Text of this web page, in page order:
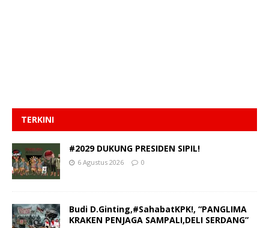
TERKINI
#2029 DUKUNG PRESIDEN SIPIL!
6 Agustus 2026 0
Budi D.Ginting,#SahabatKPK!, “PANGLIMA
KRAKEN PENJAGA SAMPALI,DELI SERDANG”